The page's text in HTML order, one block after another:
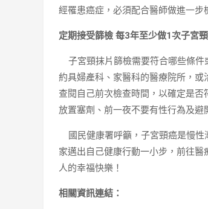
經罹患癌症，必須配合醫師做進一步
定期接受篩檢 每3年至少做1次子宮
子宮頸抹片篩檢需要符合哪些條件
約具婦產科、家醫科的醫療院所，或
查閱自己前次檢查時間，以確定是
放置塞劑、前一夜不要有性行為及避
國民健康署呼籲，子宮頸癌是慢性
家邁出自己健康行動一小步，前往
人的幸福快樂！
相關資訊連結：